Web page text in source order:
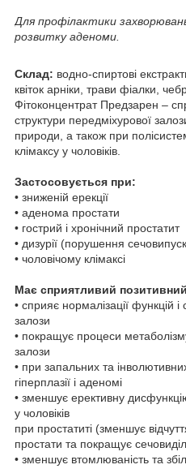
Для профілактики
розвитку аденоми.
Склад: водно-спиртові
квіток арніки, трави фіалки,
Фітоконцентрат Предзарен –
структури передміхурової
природи, а також при
клімаксу у чоловіків.
Застосовується при:
• зниженій ерекції
• аденома простати
• гострий і хронічний простатит
• дизурії (порушення
• чоловічому клімаксі
Має сприятливий
• сприяє нормалізації функцій
залози
• покращує процеси
залози
• при запальних та
гіперплазії і аденомі
• зменшує ерективну
у чоловіків
при простатиті (зменшує
простати та покращує
• зменшує втомлюваність та